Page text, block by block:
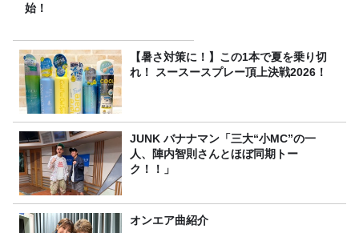
始！
【暑さ対策に！】この1本で夏を乗り切
れ！ スースースプレー頂上決戦2026！
JUNK バナナマン「三大“小MC”の一
人、陣内智則さんとほぼ同期トー
ク！！」
オンエア曲紹介